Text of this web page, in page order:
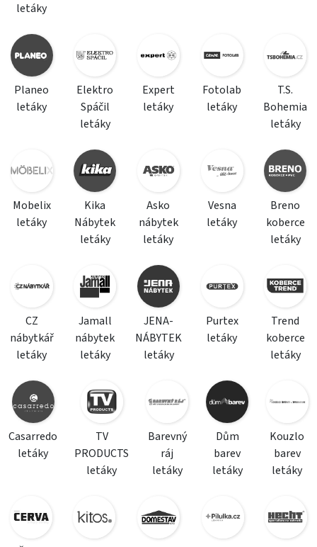
letáky
Planeo
letáky
Elektro
Spáčil
letáky
Expert
letáky
Fotolab
letáky
T.S.
Bohemia
letáky
Mobelix
letáky
Kika
Nábytek
letáky
Asko
nábytek
letáky
Vesna
letáky
Breno
koberce
letáky
CZ
nábytkář
letáky
Jamall
nábytek
letáky
JENA-
NÁBYTEK
letáky
Purtex
letáky
Trend
koberce
letáky
Casarredo
letáky
TV
PRODUCTS
letáky
Barevný
ráj
letáky
Dům
barev
letáky
Kouzlo
barev
letáky